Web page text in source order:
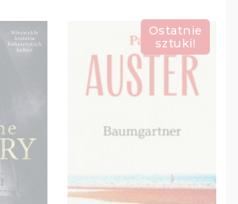
Ostatnie
sztuki!